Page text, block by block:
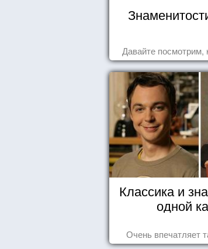
Давайте
Классика и
одной
Очень впечатляет